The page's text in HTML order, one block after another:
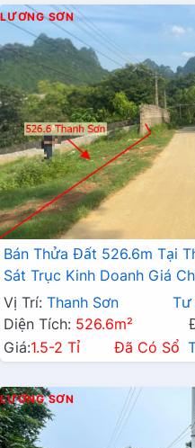
LƯƠNG SƠN
Bán Thửa Đất 526.6m Tại
Sát Trục Kinh Doanh Giá
Vị Trí: Thanh Sơn Tư
Diện Tích: 526.6m²
Giá:1.5-2 Tỉ Đã Có Sổ
LƯƠNG SƠN